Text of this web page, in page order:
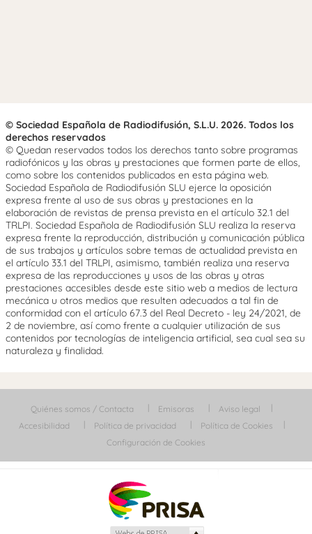
© Sociedad Española de Radiodifusión, S.L.U. 2026. Todos los
derechos reservados
© Quedan reservados todos los derechos tanto sobre programas
radiofónicos y las obras y prestaciones que formen parte de ellos,
como sobre los contenidos publicados en esta página web.
Sociedad Española de Radiodifusión SLU ejerce la oposición
expresa frente al uso de sus obras y prestaciones en la
elaboración de revistas de prensa prevista en el artículo 32.1 del
TRLPI. Sociedad Española de Radiodifusión SLU realiza la reserva
expresa frente la reproducción, distribución y comunicación pública
de sus trabajos y artículos sobre temas de actualidad prevista en
el artículo 33.1 del TRLPI, asimismo, también realiza una reserva
expresa de las reproducciones y usos de las obras y otras
prestaciones accesibles desde este sitio web a medios de lectura
mecánica u otros medios que resulten adecuados a tal fin de
conformidad con el artículo 67.3 del Real Decreto - ley 24/2021, de
2 de noviembre, así como frente a cualquier utilización de sus
contenidos por tecnologías de inteligencia artificial, sea cual sea su
naturaleza y finalidad.
Quiénes somos / Contacta Emisoras
Aviso legal
Accesibilidad
Política de privacidad
Política de Cookies
Configuración de Cookies